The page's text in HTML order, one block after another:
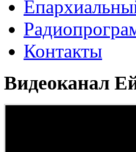
Контакты
Видеоканал